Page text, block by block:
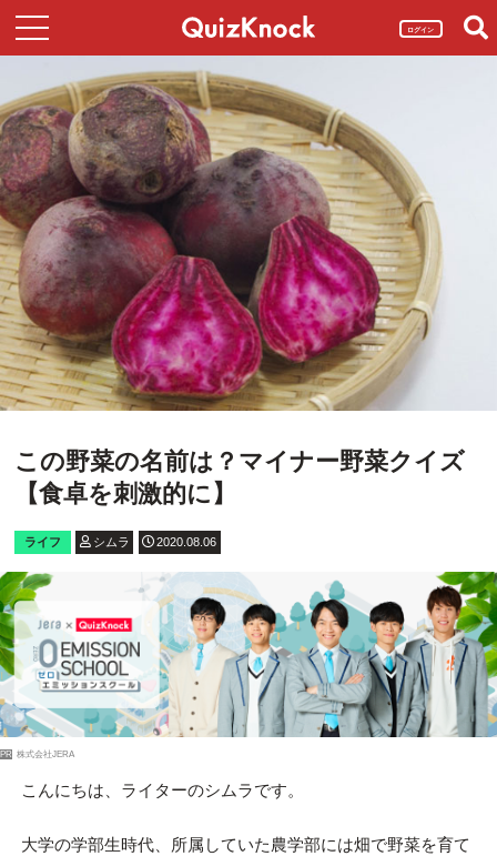
ログイン
この野菜の名前は？マイナー野菜クイズ
【食卓を刺激的に】
ライフ シムラ 2020.08.06
PR 株式会社JERA
こんにちは、ライターのシムラです。
大学の学部生時代、所属していた農学部には畑で野菜を育て